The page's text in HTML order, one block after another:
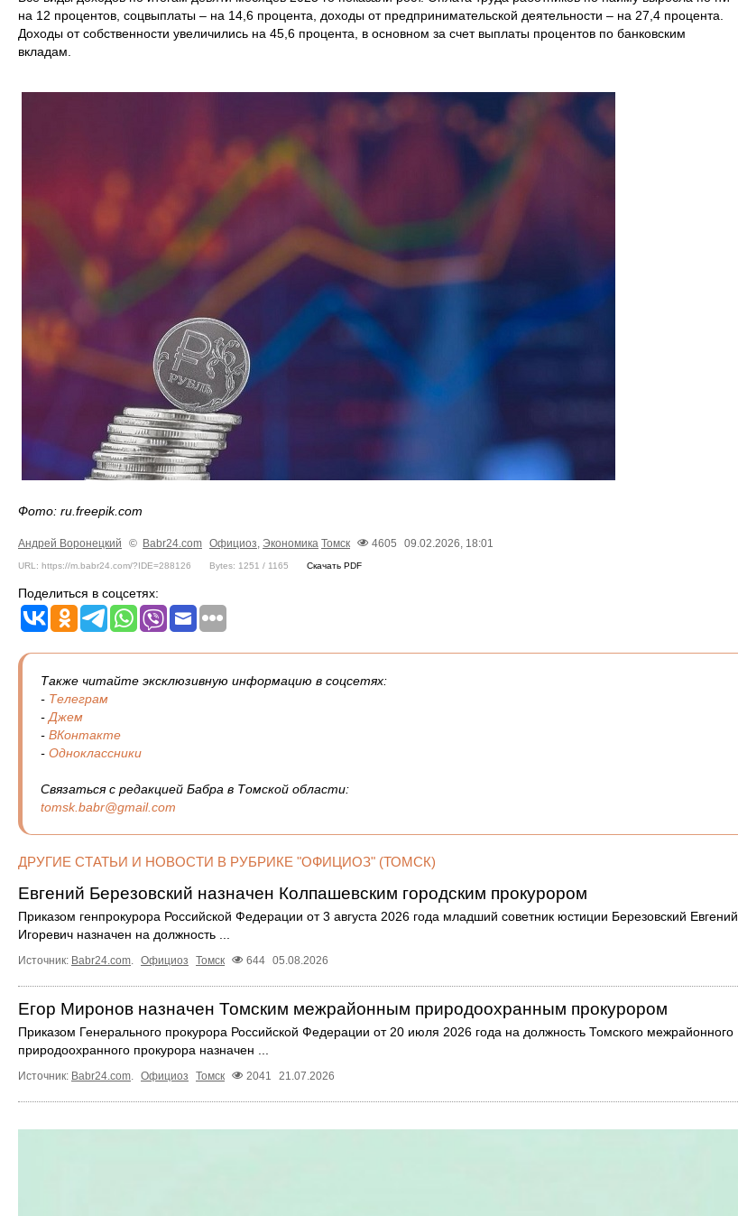
на 12 процентов, соцвыплаты – на 14,6 процента, доходы от предпринимательской деятельности – на 27,4 процента.
Доходы от собственности увеличились на 45,6 процента, в основном за счет выплаты процентов по банковским
вкладам.
Фото: ru.freepik.com
Андрей Воронецкий © Babr24.com Официоз, Экономика Томск 4605 09.02.2026, 18:01
URL: https://m.babr24.com/?IDE=288126 Bytes: 1251 / 1165 Скачать PDF
Поделиться в соцсетях:
Также читайте эксклюзивную информацию в соцсетях:
- Телеграм
-Джем
- ВКонтакте
- Одноклассники
Связаться с редакцией Бабра в Томской области:
tomsk.babr@gmail.com
ДРУГИЕ СТАТЬИ И НОВОСТИ В РУБРИКЕ "ОФИЦИОЗ" (ТОМСК)
Евгений Березовский назначен Колпашевским городским прокурором
Приказом генпрокурора Российской Федерации от 3 августа 2026 года младший советник юстиции Березовский Евгений
Игоревич назначен на должность ...
Источник: Babr24.com. Официоз Томск 644 05.08.2026
Егор Миронов назначен Томским межрайонным природоохранным прокурором
Приказом Генерального прокурора Российской Федерации от 20 июля 2026 года на должность Томского межрайонного
природоохранного прокурора назначен ...
Источник: Babr24.com. Официоз Томск 2041 21.07.2026